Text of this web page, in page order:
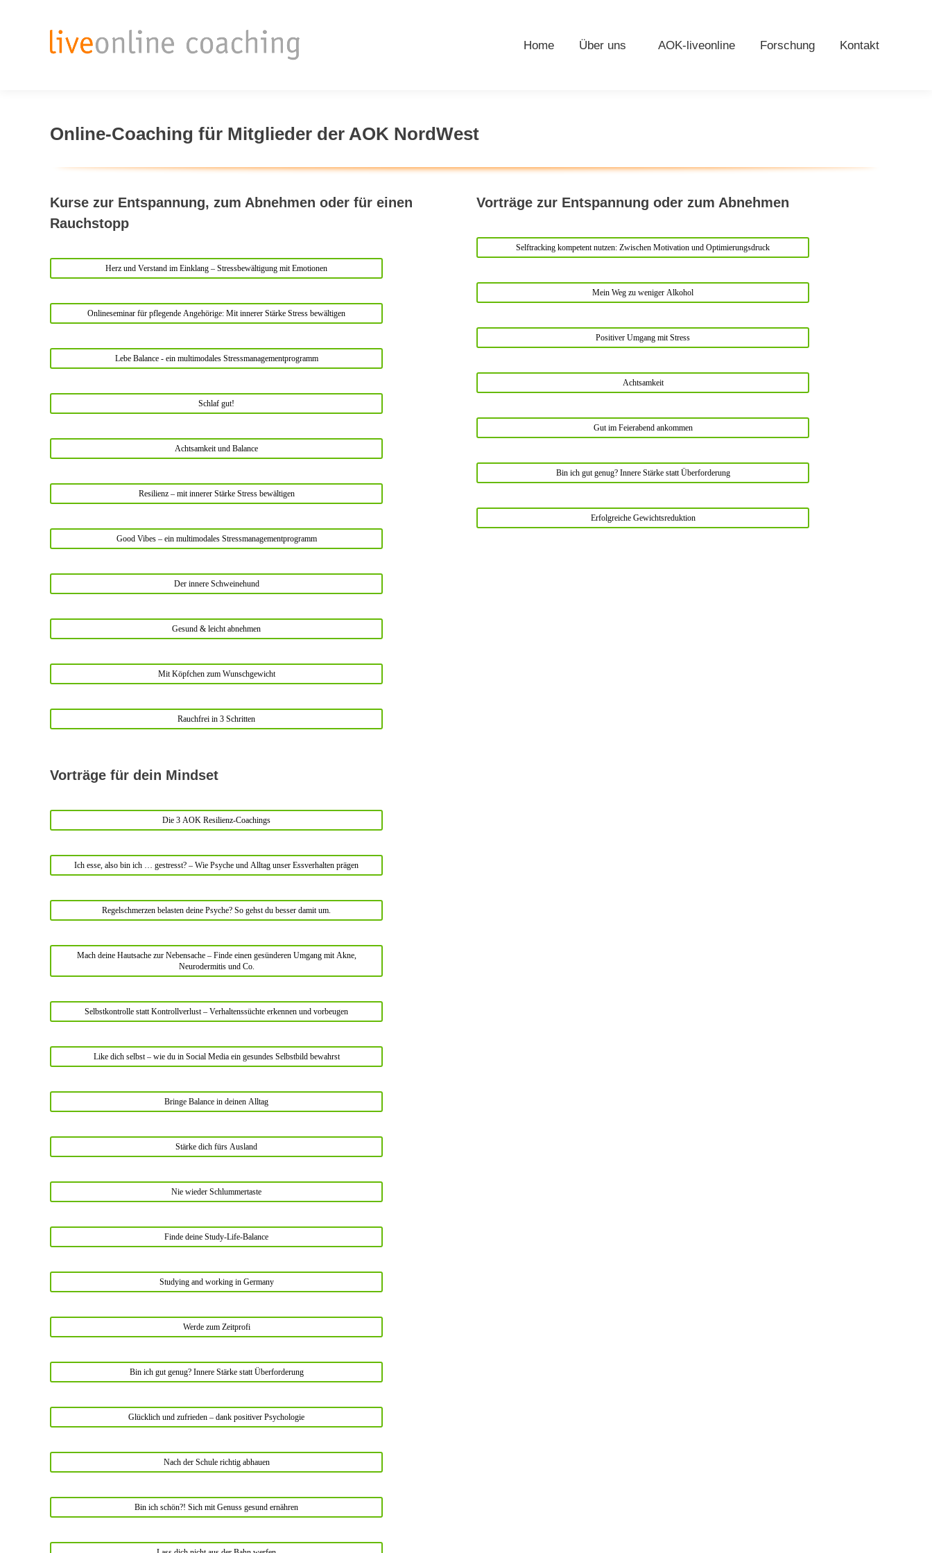
Home Über uns AOK-liveonline Forschung Kontakt
Online-Coaching für Mitglieder der AOK NordWest
Kurse zur Entspannung, zum Abnehmen oder für einen
Rauchstopp
Herz und Verstand im Einklang – Stressbewältigung mit Emotionen
Onlineseminar für pflegende Angehörige: Mit innerer Stärke Stress bewältigen
Lebe Balance - ein multimodales Stressmanagementprogramm
Schlaf gut!
Achtsamkeit und Balance
Resilienz – mit innerer Stärke Stress bewältigen
Good Vibes – ein multimodales Stressmanagementprogramm
Der innere Schweinehund
Gesund & leicht abnehmen
Mit Köpfchen zum Wunschgewicht
Rauchfrei in 3 Schritten
Vorträge zur Entspannung oder zum Abnehmen
Selftracking kompetent nutzen: Zwischen Motivation und Optimierungsdruck
Mein Weg zu weniger Alkohol
Positiver Umgang mit Stress
Achtsamkeit
Gut im Feierabend ankommen
Bin ich gut genug? Innere Stärke statt Überforderung
Erfolgreiche Gewichtsreduktion
Vorträge für dein Mindset
Die 3 AOK Resilienz-Coachings
Ich esse, also bin ich … gestresst? – Wie Psyche und Alltag unser Essverhalten prägen
Regelschmerzen belasten deine Psyche? So gehst du besser damit um.
Mach deine Hautsache zur Nebensache – Finde einen gesünderen Umgang mit Akne,
Neurodermitis und Co.
Selbstkontrolle statt Kontrollverlust – Verhaltenssüchte erkennen und vorbeugen
Like dich selbst – wie du in Social Media ein gesundes Selbstbild bewahrst
Bringe Balance in deinen Alltag
Stärke dich fürs Ausland
Nie wieder Schlummertaste
Finde deine Study-Life-Balance
Studying and working in Germany
Werde zum Zeitprofi
Bin ich gut genug? Innere Stärke statt Überforderung
Glücklich und zufrieden – dank positiver Psychologie
Nach der Schule richtig abhauen
Bin ich schön?! Sich mit Genuss gesund ernähren